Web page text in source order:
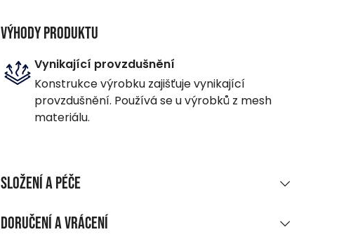
Výhody produktu
Vynikající provzdušnění
Konstrukce výrobku zajišťuje vynikající
provzdušnění. Používá se u výrobků z mesh
materiálu.
Složení a péče
MATERIÁLOVÉ SLOŽENÍ
Doručení a vrácení